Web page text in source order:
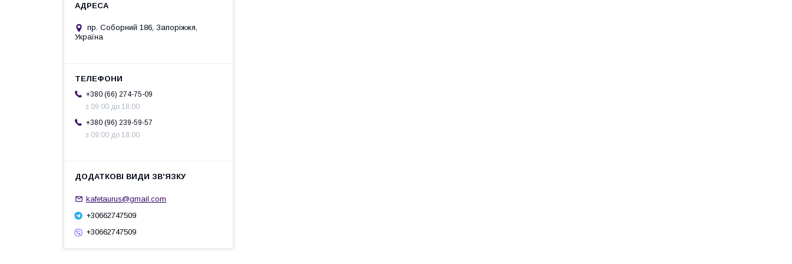
пр. Соборний 186, Запоріжжя,
Україна
+380 (66) 274-75-09
з 09:00 до 18:00
+380 (96) 239-59-57
з 09:00 до 18:00
kafetaurus@gmail.com
+30662747509
+30662747509